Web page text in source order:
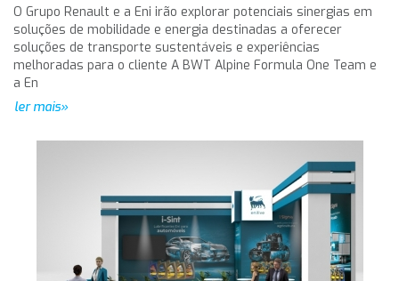
O Grupo Renault e a Eni irão explorar potenciais sinergias em
soluções de mobilidade e energia destinadas a oferecer
soluções de transporte sustentáveis e experiências
melhoradas para o cliente A BWT Alpine Formula One Team e
a En
ler mais»